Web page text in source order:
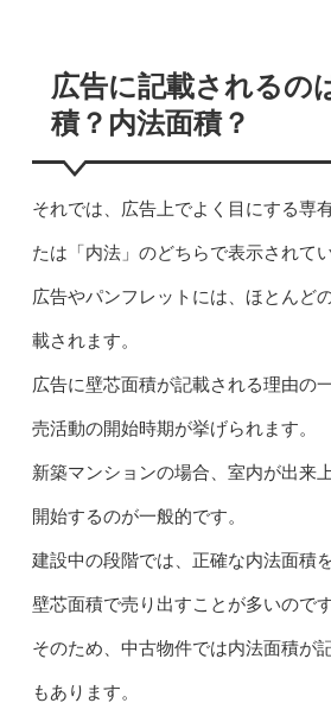
広告に記載されるの
積？内法面積？
それでは、広告上でよく目にする専
たは「内法」のどちらで表示されて
広告やパンフレットには、ほとんど
載されます。
広告に壁芯面積が記載される理由の
売活動の開始時期が挙げられます。
新築マンションの場合、室内が出来
開始するのが一般的です。
建設中の段階では、正確な内法面積
壁芯面積で売り出すことが多いのです
そのため、中古物件では内法面積が
もあります。